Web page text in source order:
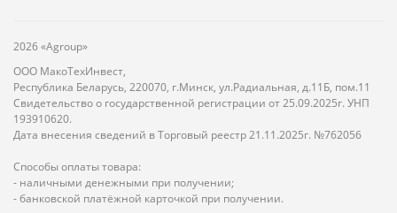
2026 «Agroup»
ООО МакоТехИнвест,
Республика Беларусь, 220070, г.Минск, ул.Радиальная, д.11Б, пом.11
Свидетельство о государственной регистрации от 25.09.2025г. УНП
193910620.
Дата внесения сведений в Торговый реестр 21.11.2025г. №762056
Способы оплаты товара:
- наличными денежными при получении;
- банковской платёжной карточкой при получении.